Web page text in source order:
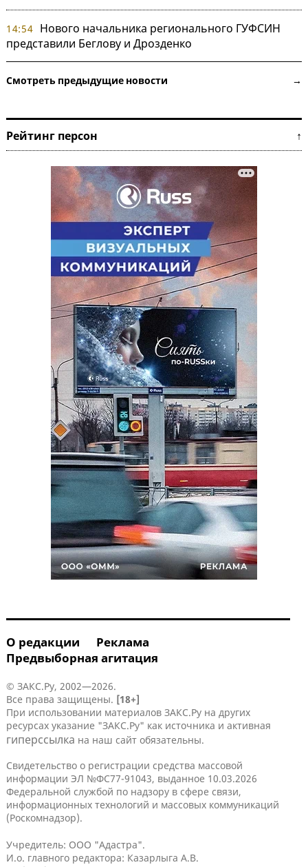
14:54 Нового начальника регионального ГУФСИН
представили Беглову и Дрозденко
Смотреть предыдущие новости →
Рейтинг персон ↑
О редакции
Реклама
Предвыборная агитация
© ЗАКС.Ру, 2002—2026.
Все права защищены. [18+]
При использовании материалов ЗАКС.Ру на других
ресурсах указание "ЗАКС.Ру" как источника и активная
гиперссылка на наш сайт обязательны.
Свидетельство о регистрации средства массовой
информации ЭЛ №ФС77-91043, выданное 10.03.2026
Федеральной службой по надзору в сфере связи,
информационных технологий и массовых коммуникаций
(Роскомнадзор).
Учредитель: ООО "Адастра".
И.о. главного редактора: Казарлыга А.В.